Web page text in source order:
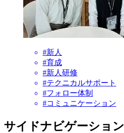
#新人
#育成
#新人研修
#テクニカルサポート
#フォロー体制
#コミュニケーション
サイドナビゲーション